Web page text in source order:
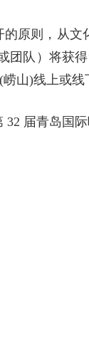
原则，从文
团队）将获
山)线上或线
届青岛国